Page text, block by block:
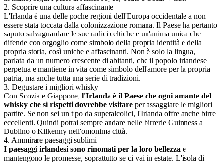
2. Scoprire una cultura affascinante
L'Irlanda è una delle poche regioni dell'Europa occidentale a non
essere stata toccata dalla colonizzazione romana. Il Paese ha pertanto
saputo salvaguardare le sue radici celtiche e un'anima unica che
difende con orgoglio come simbolo della propria identità e della
propria storia, così uniche e affascinanti. Non è solo la lingua,
parlata da un numero crescente di abitanti, che il popolo irlandese
perpetua e mantiene in vita come simbolo dell'amore per la propria
patria, ma anche tutta una serie di tradizioni.
3. Degustare i migliori whisky
Con Scozia e Giappone, l'Irlanda è il Paese che ogni amante del
whisky che si rispetti dovrebbe visitare per assaggiare le migliori
partite. Se non sei un tipo da superalcolici, l'Irlanda offre anche birre
eccellenti. Quindi potrai sempre andare nelle birrerie Guinness a
Dublino o Kilkenny nell'omonima città.
4. Ammirare paesaggi sublimi
I paesaggi irlandesi sono rinomati per la loro bellezza e
mantengono le promesse, soprattutto se ci vai in estate. L'isola di